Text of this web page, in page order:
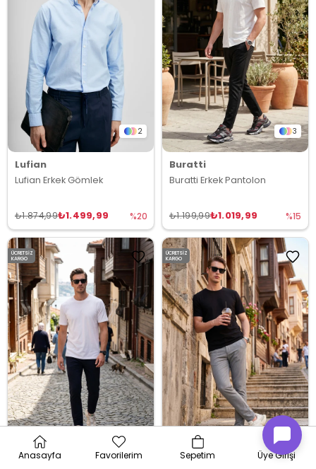
2
Lufian
Lufian Erkek Gömlek
₺1.499,99
₺1.874,99 %20
3
Buratti
Buratti Erkek Pantolon
₺1.019,99
₺1.199,99 %15
ÜCRETSIZ
KARGO
ÜCRETSIZ
KARGO
Anasayfa Favorilerim Sepetim Üye Girişi